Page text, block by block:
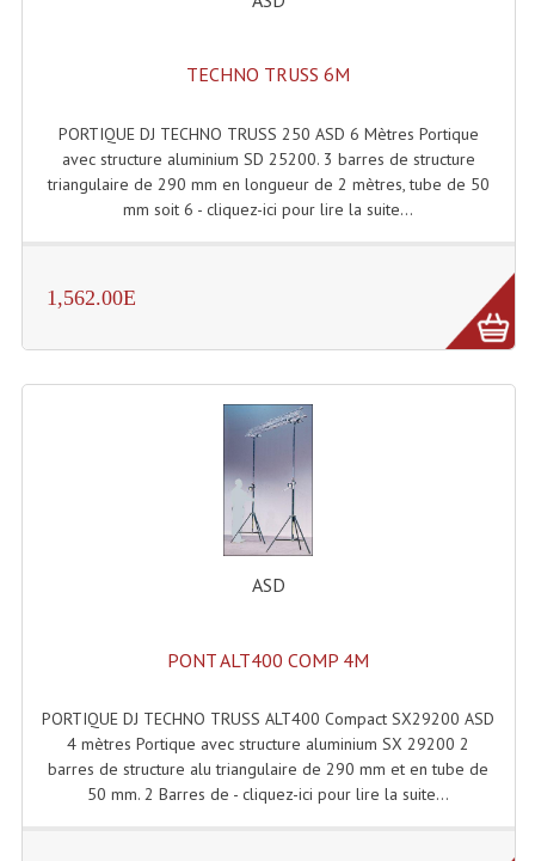
TECHNO TRUSS 6M
PORTIQUE DJ TECHNO TRUSS 250 ASD 6 Mètres Portique
avec structure aluminium SD 25200. 3 barres de structure
triangulaire de 290 mm en longueur de 2 mètres, tube de 50
mm soit 6 - cliquez-ici pour lire la suite...
1,562.00E
ASD
PONT ALT400 COMP 4M
PORTIQUE DJ TECHNO TRUSS ALT400 Compact SX29200 ASD
4 mètres Portique avec structure aluminium SX 29200 2
barres de structure alu triangulaire de 290 mm et en tube de
50 mm. 2 Barres de - cliquez-ici pour lire la suite...